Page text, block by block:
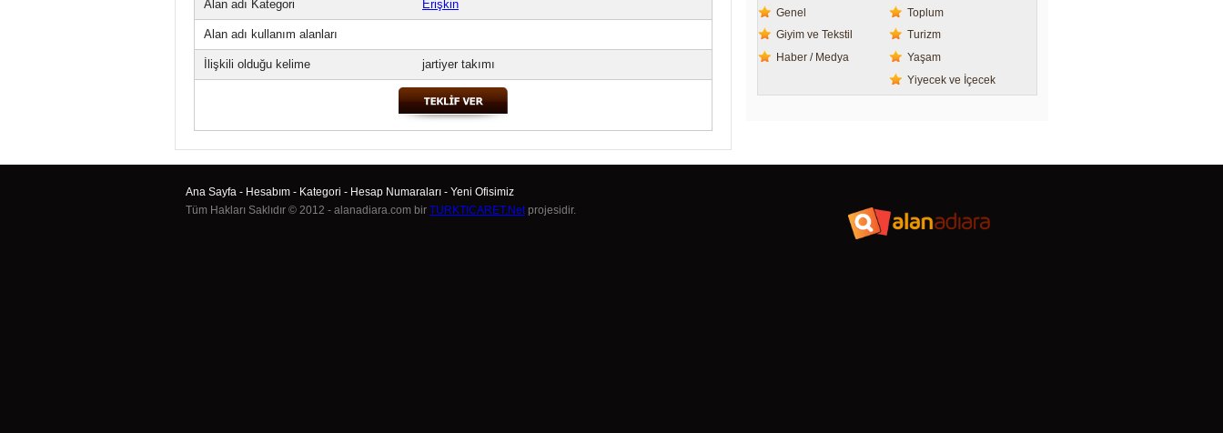
Alan adı Kategori Erişkin
Alan adı kullanım alanları
İlişkili olduğu kelime jartiyer takımı
Genel
Giyim ve Tekstil
Haber / Medya
Toplum
Turizm
Yaşam
Yiyecek ve İçecek
Ana Sayfa - Hesabım - Kategori - Hesap Numaraları - Yeni Ofisimiz
Tüm Hakları Saklıdır © 2012 - alanadiara.com bir TURKTICARET.Netprojesidir.